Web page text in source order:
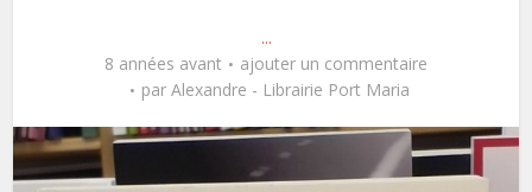
...
8 années avant
ajouter un commentaire
par Alexandre - Librairie Port Maria